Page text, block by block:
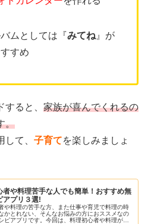
ムとしては『みてね 』が
すめ
ると、 家族が喜んでくれるの
。
て、 子育てを楽しみましょ
者や料理苦手な人でも簡単！おすすめ無
アプリ３選!
や料理の苦手な方、また仕事や育児で料理の時
かとれない、そんなお悩みの方におススメなの
ピアプリです。今回は、料理初心者や料理が苦